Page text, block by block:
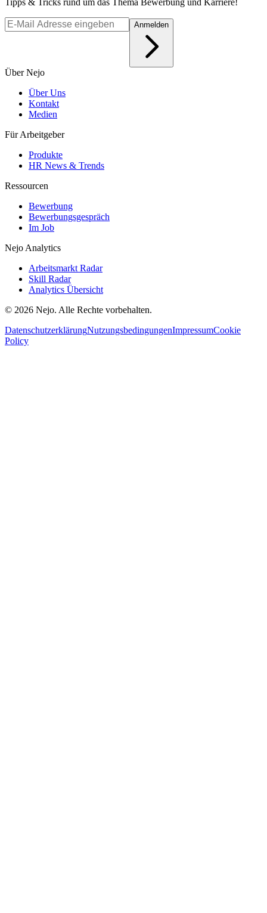
Tipps & Tricks rund um das Thema Bewerbung und Karriere!
Anmelden
Über Nejo
Über Uns
Kontakt
Medien
Für Arbeitgeber
Produkte
HR News & Trends
Ressourcen
Bewerbung
Bewerbungsgespräch
Im Job
Nejo Analytics
Arbeitsmarkt Radar
Skill Radar
Analytics Übersicht
© 2026 Nejo. Alle Rechte vorbehalten.
DatenschutzerklärungNutzungsbedingungenImpressumCookie
Policy